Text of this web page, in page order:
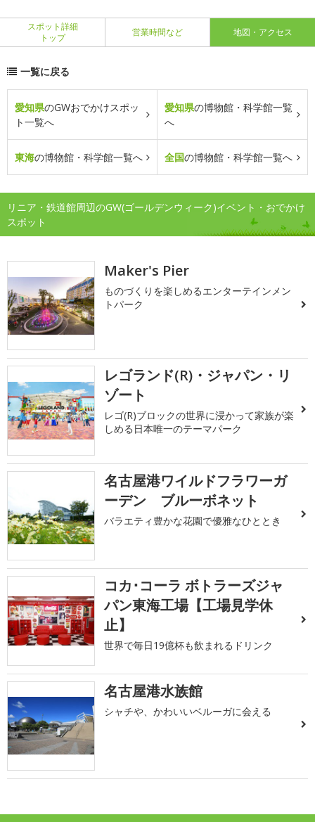
スポット詳細
トップ
営業時間など 地図・アクセス
一覧に戻る
愛知県のGWおでかけスポッ
ト一覧へ
愛知県の博物館・科学館一覧
へ
東海の博物館・科学館一覧へ 全国の博物館・科学館一覧へ
リニア・鉄道館周辺のGW(ゴールデンウィーク)イベント・おでかけ
スポット
Maker's Pier
ものづくりを楽しめるエンターテインメン
トパーク
レゴランド(R)・ジャパン・リ
ゾート
レゴ(R)ブロックの世界に浸かって家族が楽
しめる日本唯一のテーマパーク
名古屋港ワイルドフラワーガ
ーデン ブルーボネット
バラエティ豊かな花園で優雅なひととき
コカ･コーラ ボトラーズジャ
パン東海工場【工場見学休
止】
世界で毎日19億杯も飲まれるドリンク
名古屋港水族館
シャチや、かわいいベルーガに会える